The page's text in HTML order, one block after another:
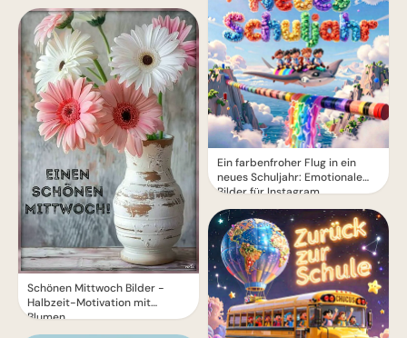
Schönen Mittwoch Bilder -
Halbzeit-Motivation mit
Blumen
Ein farbenfroher Flug in ein
neues Schuljahr: Emotionale
Bilder für Instagram